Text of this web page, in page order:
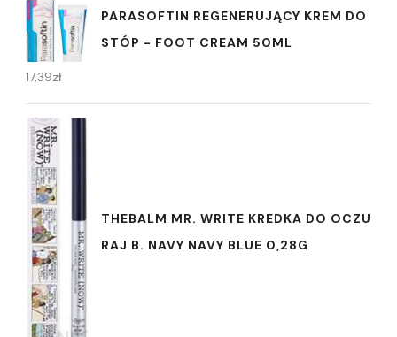
PARASOFTIN REGENERUJĄCY KREM DO
STÓP - FOOT CREAM 50ML
17,39zł
THEBALM MR. WRITE KREDKA DO OCZU
RAJ B. NAVY NAVY BLUE 0,28G